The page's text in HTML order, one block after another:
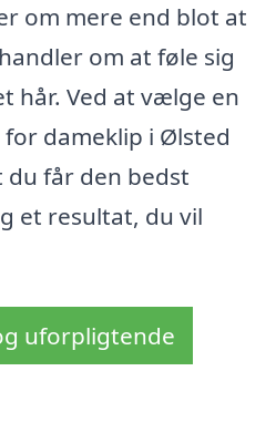
om mere end blot at
om at føle sig
hår. Ved at vælge en
dameklip i Ølsted
du får den bedst
et resultat, du vil
uforpligtende